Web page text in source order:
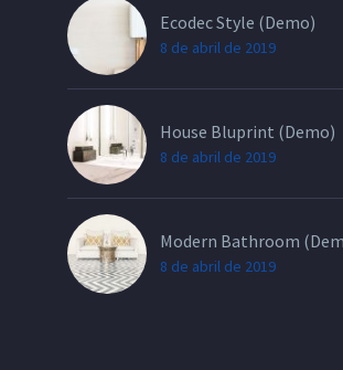
Ecodec Style (Demo)
8 de abril de 2019
House Bluprint (Demo)
8 de abril de 2019
Modern Bathroom
8 de abril de 2019